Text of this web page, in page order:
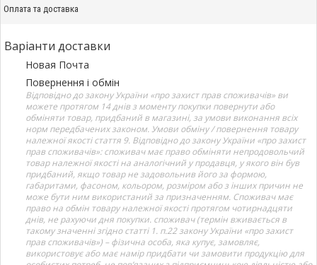
Оплата та доставка
Варіанти доставки
Новая Почта
Повернення і обмін
Відповідно до закону України «про захист прав споживачів» ви
можете протягом 14 днів з моменту покупки повернути або
обміняти товар, придбаний в магазині, за умови виконання всіх
норм передбачених законом. Умови обміну / повернення товару
належної якості стаття 9. Відповідно до закону України «про захист
прав споживачів»: споживач має право обміняти непродовольчий
товар належної якості на аналогічний у продавця, у якого він був
придбаний, якщо товар не задовольнив його за формою,
габаритами, фасоном, кольором, розміром або з інших причин не
може бути ним використаний за призначенням. Споживач має
право на обмін товару належної якості протягом чотирнадцяти
днів, не рахуючи дня покупки. споживач (термін вживається в
такому значенні згідно статті 1. п.22 закону України «про захист
прав споживачів») – фізична особа, яка купує, замовляє,
використовує або має намір придбати чи замовити продукцію для